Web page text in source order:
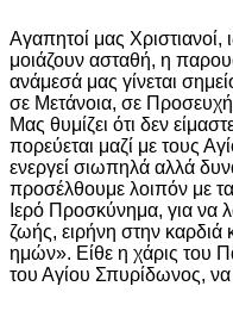
Αγαπητοί μας
μοιάζουν ασταθή, η
ανάμεσά μας γίνεται
σε Μετάνοια, σε
Μας θυμίζει ότι δεν
πορεύεται μαζί με τους
ενεργεί σιωπηλά αλλά
προσέλθουμε λοιπόν με
Ιερό Προσκύνημα, για να
ζωής, ειρήνη στην καρδιά
ημών». Είθε η χάρις του
του Αγίου Σπυρίδωνος, να